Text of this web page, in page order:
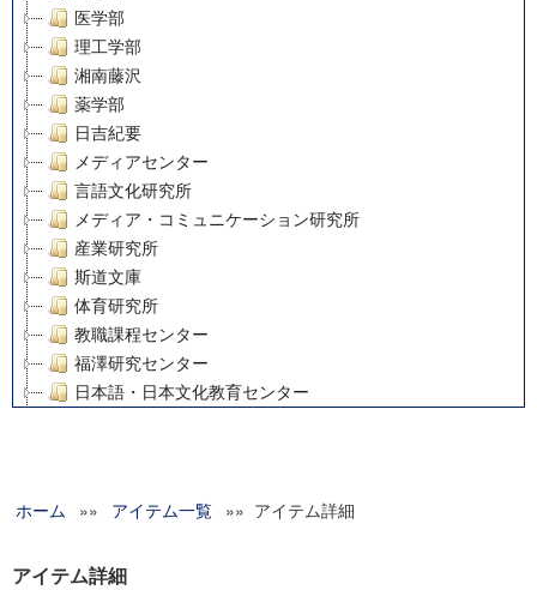
医学部
理工学部
湘南藤沢
薬学部
日吉紀要
メディアセンター
言語文化研究所
メディア・コミュニケーション研究所
産業研究所
斯道文庫
体育研究所
教職課程センター
福澤研究センター
日本語・日本文化教育センター
グローバルリサーチインスティテュート
科学研究費補助金研究成果報告書
ホーム »» アイテム一覧 »» アイテム詳細
アイテム詳細